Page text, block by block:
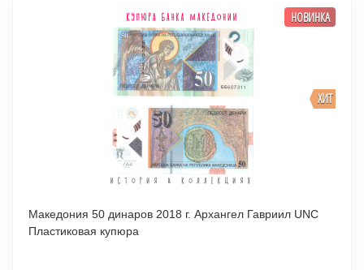
ХИТ
НОВИНКА
Македония 50 динаров 2018 г. Архангел Гавриил UNC
Пластиковая купюра